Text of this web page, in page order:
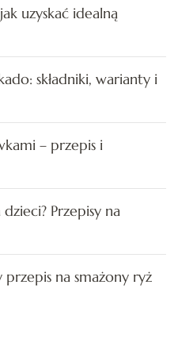
uzyskać idealną
składniki, warianty i
– przepis i
Przepisy na
na smażony ryż